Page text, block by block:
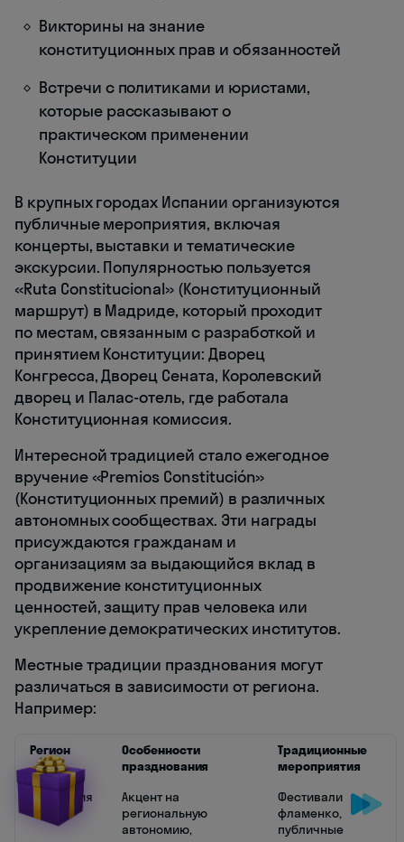
Викторины на знание
конституционных прав и обязанностей
Встречи с политиками и юристами,
которые рассказывают о
практическом применении
Конституции
В крупных городах Испании организуются
публичные мероприятия, включая
концерты, выставки и тематические
экскурсии. Популярностью пользуется
«Ruta Constitucional» (Конституционный
маршрут) в Мадриде, который проходит
по местам, связанным с разработкой и
принятием Конституции: Дворец
Конгресса, Дворец Сената, Королевский
дворец и Палас-отель, где работала
Конституционная комиссия.
Интересной традицией стало ежегодное
вручение «Premios Constitución»
(Конституционных премий) в различных
автономных сообществах. Эти награды
присуждаются гражданам и
организациям за выдающийся вклад в
продвижение конституционных
ценностей, защиту прав человека или
укрепление демократических институтов.
Местные традиции празднования могут
различаться в зависимости от региона.
Например:
Регион
Особенности
празднования
Традиционные
мероприятия
Андалусия
Акцент на
региональную
автономию,
Фестивали
фламенко,
публичные